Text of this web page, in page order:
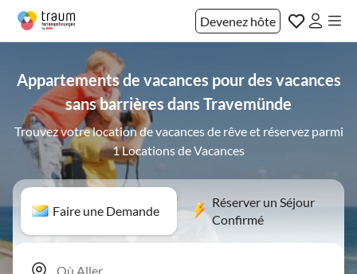
Devenez hôte
Appartements de vacances pour des vacances
sans barrières dans Travemünde
Trouvez votre location de vacances de rêve et réservez parmi
1 Locations de Vacances
Faire une Demande
Réserver un Séjour
Confirmé